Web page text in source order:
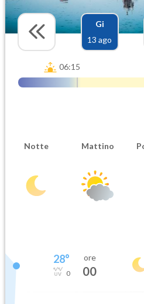
Gi
13 ago
06:15
Notte Mattino
28°
0
ore
00